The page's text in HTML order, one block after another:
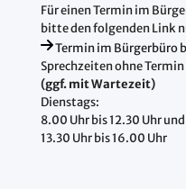
Für einen Termin im
bitte den folgenden Link
Termin im Bürgerbüro
Sprechzeiten ohne Termin
(ggf. mit Wartezeit)
Dienstags:
8.00 Uhr bis 12.30 Uhr und
13.30 Uhr bis 16.00 Uhr